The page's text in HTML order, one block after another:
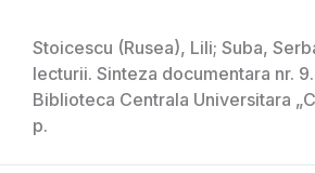
Stoicescu (Rusea), Lili; Suba,
lecturii. Sinteza documentara nr.
Biblioteca Centrala Universitara
p.